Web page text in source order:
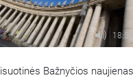
18:58
Bažnyčios